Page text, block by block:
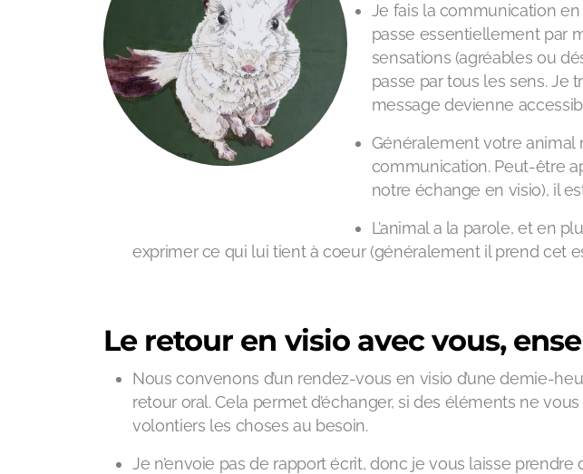
Je fais la communication
passe essentiellement par
sensations (agréables ou
passe par tous les sens. Je
message devienne
Généralement votre
communication. Peut-être
notre échange en visio), il
L’animal a la parole, et en
exprimer ce qui lui tient à coeur (généralement il prend cet
Le retour en visio avec vous,
Nous convenons d’un rendez-vous en visio d’une demie-
retour oral. Cela permet d’échanger, si des éléments ne
volontiers les choses au besoin.
Je n’envoie pas de rapport écrit, donc je vous laisse prendre